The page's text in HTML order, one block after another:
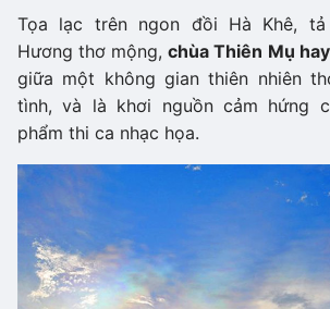
Tọa lạc trên ngon đồi Hà Khê,
Hương thơ mộng,chùa Thiên Mụ
giữa một không gian thiên nhiên
tình, và là khơi nguồn cảm hứng
phẩm thi ca nhạc họa.